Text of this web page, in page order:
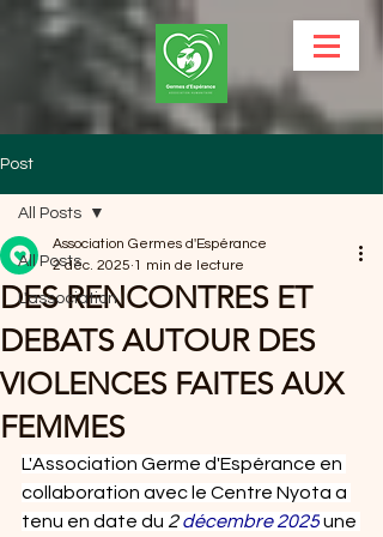
Post
All Posts
L'association
All Posts
DES RENCONTRES ET
DEBATS AUTOUR DES
VIOLENCES FAITES AUX
FEMMES
Association Germes d'Espérance
2 déc. 2025 1 min de lecture
L'Association Germe d'Espérance en
collaboration avec le Centre Nyota a
tenu en date du 2 décembre 2025 une